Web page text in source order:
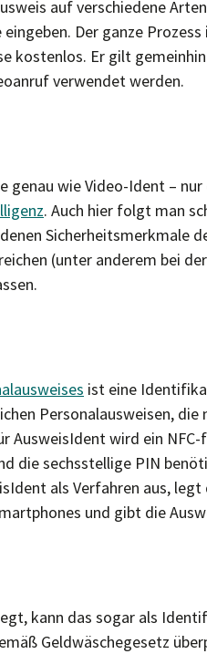
auf verschiedene
Der ganze
kostenlos. Er gilt
verwendet werden.
wie Video-Ident – nur
. Auch hier folgt man
Sicherheitsmerkmale
(unter anderem bei
ist eine
Personalausweisen, die
AusweisIdent wird ein NFC-
die sechsstellige PIN
als Verfahren aus, legt
und gibt die
kann das sogar als
Geldwäschegesetz